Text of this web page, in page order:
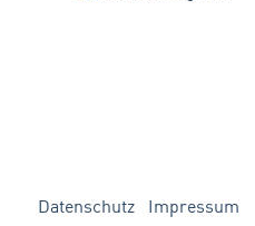
Datenschutz Impressum